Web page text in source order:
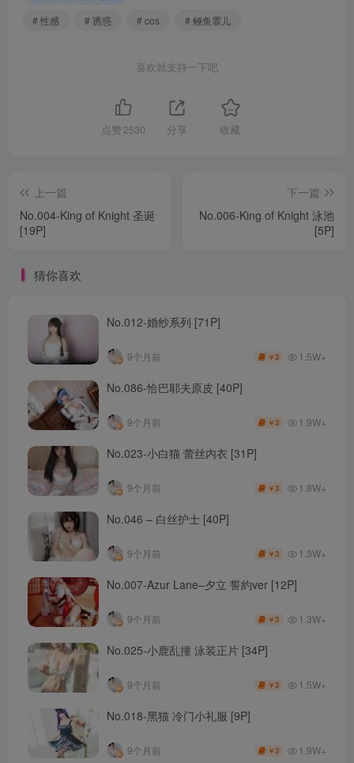
# 性感
# 诱惑 # cos # 鳗鱼霏儿
喜欢就支持一下吧
点赞 2530 分享 收藏
上一篇
No.004-King of Knight 圣诞
[19P]
下一篇
No.006-King of Knight 泳池
[5P]
猜你喜欢
No.012-婚纱系列 [71P]
9个月前 ￥3 1.5W+
No.086-恰巴耶夫原皮 [40P]
9个月前 ￥3 1.9W+
No.023-小白猫 蕾丝内衣 [31P]
9个月前 ￥3 1.8W+
No.046 – 白丝护士 [40P]
9个月前 ￥3 1.3W+
No.007-Azur Lane–夕立 誓約ver [12P]
9个月前 ￥3 1.3W+
No.025-小鹿乱撞 泳装正片 [34P]
9个月前 ￥3 1.5W+
No.018-黑猫 冷门小礼服 [9P]
9个月前 ￥3 1.9W+